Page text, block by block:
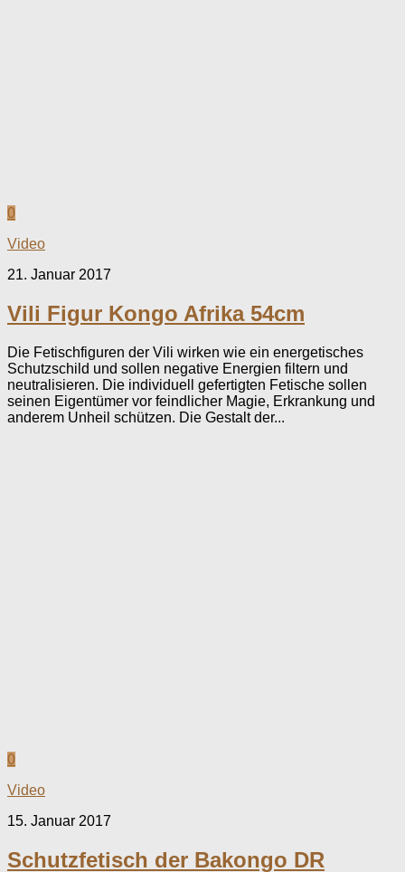
0
Video
21. Januar 2017
Vili Figur Kongo Afrika 54cm
Die Fetischfiguren der Vili wirken wie ein energetisches
Schutzschild und sollen negative Energien filtern und
neutralisieren. Die individuell gefertigten Fetische sollen
seinen Eigentümer vor feindlicher Magie, Erkrankung und
anderem Unheil schützen. Die Gestalt der...
0
Video
15. Januar 2017
Schutzfetisch der Bakongo DR